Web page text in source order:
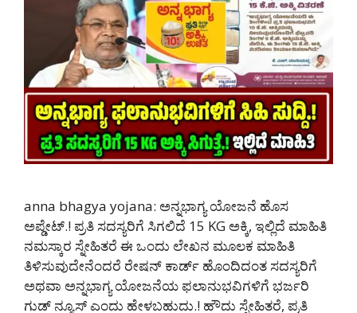
anna bhagya yojana: ಅನ್ನಭಾಗ್ಯ ಯೋಜನೆ ಹೊಸ
ಅಪ್ಡೇಟ್.! ಪ್ರತಿ ಸದಸ್ಯರಿಗೆ ಸಿಗಲಿದೆ 15 KG ಅಕ್ಕಿ, ಇಲ್ಲಿದೆ ಮಾಹಿತಿ
ನಮಸ್ಕಾರ ಸ್ನೇಹಿತರೆ ಈ ಒಂದು ಲೇಖನ ಮೂಲಕ ಮಾಹಿತಿ
ತಿಳಿಸುವುದೇನೆಂದರೆ ರೇಷನ್ ಕಾರ್ಡ್ ಹೊಂದಿದಂತ ಸದಸ್ಯರಿಗೆ
ಅಥವಾ ಅನ್ನಭಾಗ್ಯ ಯೋಜನೆಯ ಫಲಾನುಭವಿಗಳಿಗೆ ಭರ್ಜರಿ
ಗುಡ್ ನ್ಯೂಸ್ ಎಂದು ಹೇಳಬಹುದು.! ಹೌದು ಸ್ನೇಹಿತರೆ, ಪ್ರತಿ